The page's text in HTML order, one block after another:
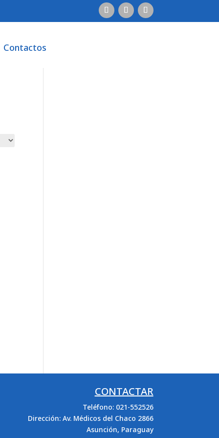
Contactos
Contactos
CONTACTAR
Teléfono: 021-552526
Dirección: Av. Médicos del Chaco 2866
Asunción, Paraguay